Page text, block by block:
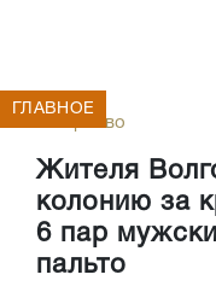
Общество
Жителя
колонию за
6 пар
пальто
ГЛАВНОЕ